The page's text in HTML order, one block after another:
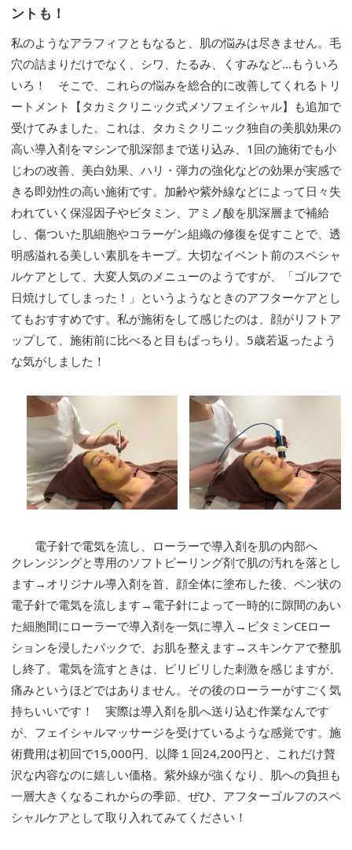
ントも！
私のようなアラフィフともなると、肌の悩みは尽きません。毛
穴の詰まりだけでなく、シワ、たるみ、くすみなど…もういろ
いろ！ そこで、これらの悩みを総合的に改善してくれるトリ
ートメント【タカミクリニック式メソフェイシャル】も追加で
受けてみました。これは、タカミクリニック独自の美肌効果の
高い導入剤をマシンで肌深部まで送り込み、1回の施術でも小
じわの改善、美白効果、ハリ・弾力の強化などの効果が実感で
きる即効性の高い施術です。加齢や紫外線などによって日々失
われていく保湿因子やビタミン、アミノ酸を肌深層まで補給
し、傷ついた肌細胞やコラーゲン組織の修復を促すことで、透
明感溢れる美しい素肌をキープ。大切なイベント前のスペシャ
ルケアとして、大変人気のメニューのようですが、「ゴルフで
日焼けしてしまった！」というようなときのアフターケアとし
てもおすすめです。私が施術をして感じたのは、顔がリフトア
ップして、施術前に比べると目もぱっちり。5歳若返ったよう
な気がしました！
電子針で電気を流し、ローラーで導入剤を肌の内部へ
クレンジングと専用のソフトピーリング剤で肌の汚れを落とし
ます→オリジナル導入剤を首、顔全体に塗布した後、ペン状の
電子針で電気を流します→電子針によって一時的に隙間のあい
た細胞間にローラーで導入剤を一気に導入→ビタミンCEロー
ションを浸したパックで、お肌を整えます→スキンケアで整肌
し終了。電気を流すときは、ピリピリした刺激を感じますが、
痛みというほどではありません。その後のローラーがすごく気
持ちいいです！ 実際は導入剤を肌へ送り込む作業なんです
が、フェイシャルマッサージを受けているような感覚です。施
術費用は初回で15,000円、以降１回24,200円と、これだけ贅
沢な内容なのに嬉しい価格。紫外線が強くなり、肌への負担も
一層大きくなるこれからの季節、ぜひ、アフターゴルフのスペ
シャルケアとして取り入れてみてください！